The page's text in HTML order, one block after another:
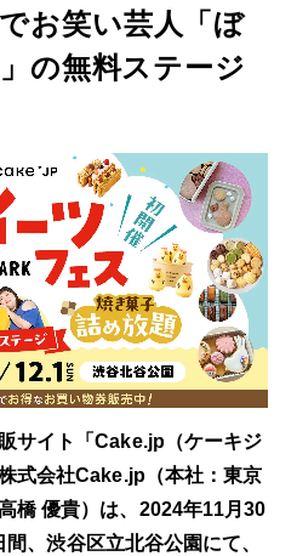
。恐れ入りますが破損商品を開
そのまま保管していただき、当
ただきますようお願い申し上げ
て生産を行いますので、ご利用
いて】
に関しまして当店による発行
せんのでご了承くださいま
イクル資材を利用しての梱包を
。
お笑い芸人「ぼ
の無料ステージ
サイト「Cake.jp（ケーキジ
式会社Cake.jp（本社：東京
橋 優貴）は、2024年11月30
、渋谷区立北谷公園にて、